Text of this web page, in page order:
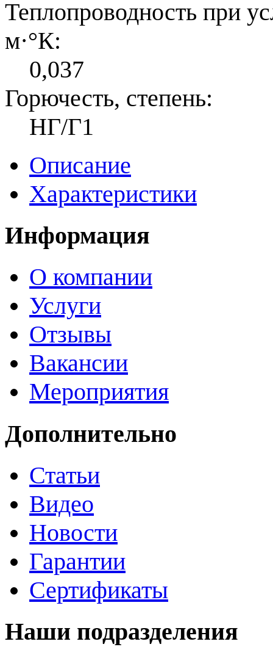
Теплопроводность при
м·°К:
0,037
Горючесть, степень:
НГ/Г1
Описание
Характеристики
Информация
О компании
Услуги
Отзывы
Вакансии
Мероприятия
Дополнительно
Статьи
Видео
Новости
Гарантии
Сертификаты
Наши подразделения